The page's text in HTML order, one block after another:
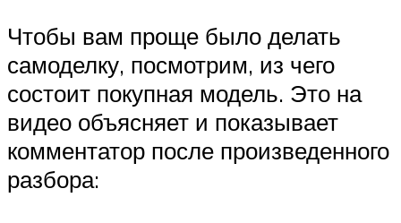
Чтобы вам проще было делать
самоделку, посмотрим, из чего
состоит покупная модель. Это на
видео объясняет и показывает
комментатор после произведенного
разбора: